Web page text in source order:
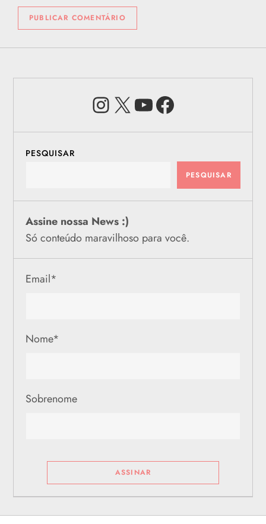
Instagram
X Youtube
PESQUISAR
PESQUISAR
Assine nossa News :)
Só conteúdo maravilhoso para você.
Email*
Nome*
Sobrenome